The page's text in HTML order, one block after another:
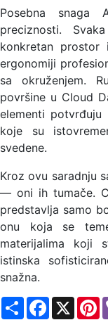
Posebna snaga
preciznosti.
konkretan
ergonomiji
sa okruženjem.
površine u Cloud
elementi potvrđuju
koje su
svedene.
Kroz ovu saradnju
— oni ih tumače.
predstavlja samo
onu koja se
materijalima koji
istinska
snažna.
ShareFacebook
X